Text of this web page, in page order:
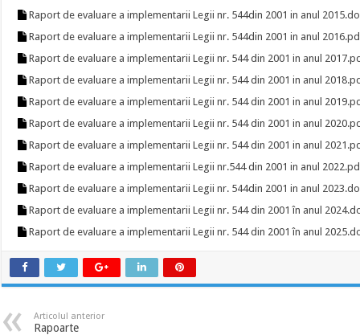
Raport de evaluare a implementarii Legii nr. 544din 2001 in anul
Raport de evaluare a implementarii Legii nr. 544din 2001 in anul
Raport de evaluare a implementarii Legii nr. 544 din 2001 in anul
Raport de evaluare a implementarii Legii nr. 544 din 2001 in anul
Raport de evaluare a implementarii Legii nr. 544 din 2001 in anul
Raport de evaluare a implementarii Legii nr. 544 din 2001 in anul
Raport de evaluare a implementarii Legii nr. 544 din 2001 in anul
Raport de evaluare a implementarii Legii nr.544 din 2001 in anul
Raport de evaluare a implementarii Legii nr. 544din 2001 in anul
Raport de evaluare a implementarii Legii nr. 544 din 2001 în anul
Raport de evaluare a implementarii Legii nr. 544 din 2001 în anul
Articolul anterior
Rapoarte